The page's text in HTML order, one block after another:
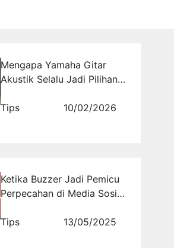
Mengapa Yamaha Gitar
Akustik Selalu Jadi Pilihan
di Sini!
Tips 10/02/2026
Ketika Buzzer Jadi Pemicu
Perpecahan di Media Sosial
Tips
13/05/2025